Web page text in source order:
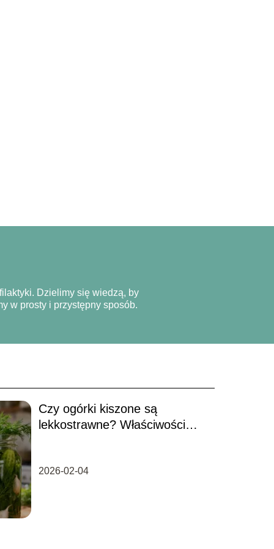
Dzielimy się wiedzą, by
w prosty i przystępny sposób.
Czy ogórki kiszone są
lekkostrawne? Właściwości
2026-02-04